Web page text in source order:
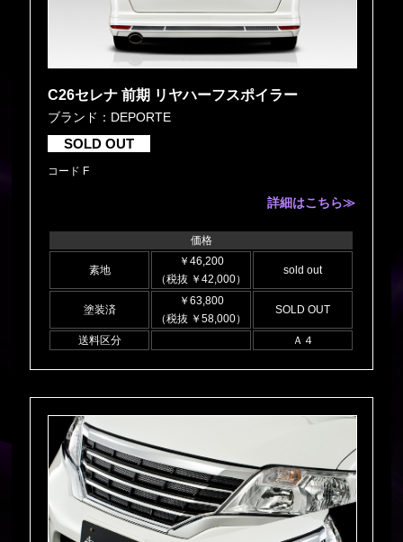
C26セレナ 前期 リヤハーフスポイラー
ブランド：DEPORTE
SOLD OUT
コード F
詳細はこちら≫
価格
素地
￥46,200
（税抜 ￥42,000）
sold out
塗装済
￥63,800
（税抜 ￥58,000）
SOLD OUT
送料区分 Ａ４